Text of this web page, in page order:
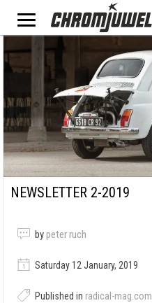
NEWSLETTER 2-2019
by peter ruch
Saturday 12 January, 2019
Published in radical-mag.com